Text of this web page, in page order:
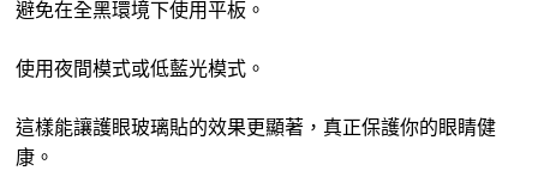
避免在全黑環境下使用平板。
使用夜間模式或低藍光模式。
這樣能讓護眼玻璃貼的效果更顯著，真正保護你的眼睛健
康。